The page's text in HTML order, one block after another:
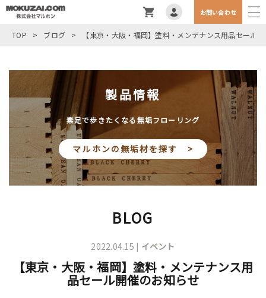
お問い合わせ
TOP > ブログ > 【東京・大阪・福岡】塗料・メンテナンス用品セール
製品情報
素足で歩きたくなる無垢フローリング
マルホンの無垢材を探す >
BLOG
2022.04.15 | イベント
【東京・大阪・福岡】塗料・メンテナンス用
品セール開催のお知らせ